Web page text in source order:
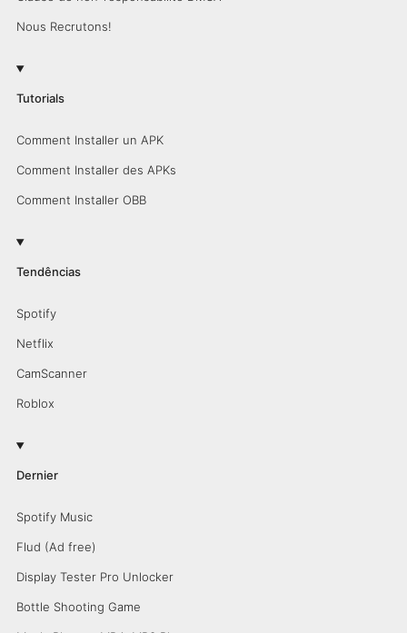
Nous Recrutons!
Tutorials
Comment Installer un APK
Comment Installer des APKs
Comment Installer OBB
Tendências
Spotify
Netflix
CamScanner
Roblox
Dernier
Spotify Music
Flud (Ad free)
Display Tester Pro Unlocker
Bottle Shooting Game